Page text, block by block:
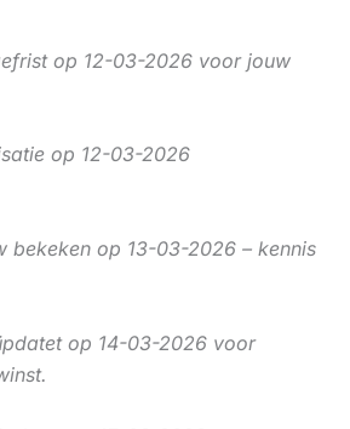
op 12-03-2026 voor jouw
op 12-03-2026
bekeken op 13-03-2026 – kennis
op 14-03-2026 voor